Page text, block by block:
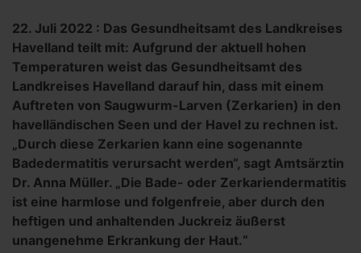
22. Juli 2022 : Das Gesundheitsamt des Landkreises
Havelland teilt mit: Aufgrund der aktuell hohen
Temperaturen weist das Gesundheitsamt des
Landkreises Havelland darauf hin, dass mit einem
Auftreten von Saugwurm-Larven (Zerkarien) in den
havelländischen Seen und der Havel zu rechnen ist.
„Durch diese Zerkarien kann eine sogenannte
Badedermatitis verursacht werden“, sagt Amtsärztin
Dr. Anna Müller. „Die Bade- oder Zerkariendermatitis
ist eine harmlose und folgenfreie, aber durch den
heftigen und anhaltenden Juckreiz äußerst
unangenehme Erkrankung der Haut.“